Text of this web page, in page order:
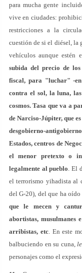
para mucha gente
vive en ciudades:
restricciones a la
cuestión de si el diésel, la
vehículos aunque estén
subida del precio de
fiscal, para "luchar" -
contra el sol, la luna,
cosmos. Tasa que va a
de Narciso-Júpiter, que
desgobierno-
Estados, centros de
el menor pretexto o
legalmente al pueblo. El
el terrorismo yihadista al
del G-20), del que ha oído
que le mecen y
abortistas, musulmanes
arribistas, etc. En este
balbuciendo en su cuna,le
personajes como el